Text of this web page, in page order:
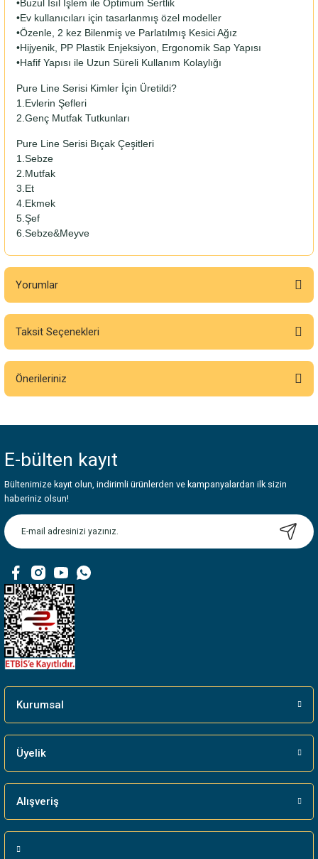
•Buzul Isıl İşlem ile Optimum Sertlik
•Ev kullanıcıları için tasarlanmış özel modeller
•Özenle, 2 kez Bilenmiş ve Parlatılmış Kesici Ağız
•Hijyenik, PP Plastik Enjeksiyon, Ergonomik Sap Yapısı
•Hafif Yapısı ile Uzun Süreli Kullanım Kolaylığı
Pure Line Serisi Kimler İçin Üretildi?
1.Evlerin Şefleri
2.Genç Mutfak Tutkunları
Pure Line Serisi Bıçak Çeşitleri
1.Sebze
2.Mutfak
3.Et
4.Ekmek
5.Şef
6.Sebze&Meyve
Yorumlar
Bu ürüne ilk yorumu siz yapın!
Taksit Seçenekleri
Önerileriniz
Görüş ve önerileriniz için teşekkür ederiz.
Ürün resmi kalitesiz, bozuk veya görüntülenemiyor.
Ürün açıklamasında eksik bilgiler bulunuyor.
Ürün bilgilerinde hatalar bulunuyor.
Bu ürüne benzer farklı alternatifler olmalı.
E-bülten kayıt
Bültenimize kayıt olun, indirimli ürünlerden ve kampanyalardan ilk sizin
haberiniz olsun!
Kurumsal
Üyelik
Alışveriş